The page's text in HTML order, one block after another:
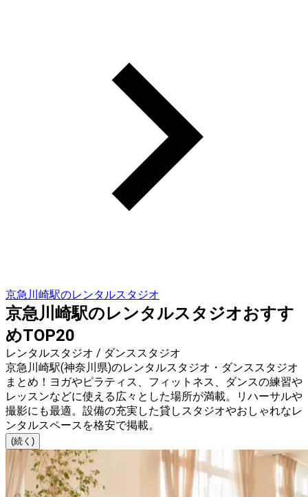
京急川崎駅のレンタルスタジオ
京急川崎駅のレンタルスタジオおすす
めTOP20
レンタルスタジオ / ダンススタジオ
京急川崎駅(神奈川県)のレンタルスタジオ・ダンススタジオ
まとめ！ヨガやピラティス、フィットネス、ダンスの練習や
レッスンなどに使える広々とした場所が満載。リハーサルや
撮影にも最適。設備の充実した貸しスタジオやおしゃれなレ
ンタルスペースを格安で掲載。
(続く)